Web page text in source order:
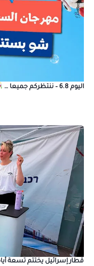
اليوم 6.8 – ننتظركم جميعا …
قطار إسرائيل يختتم تسعة